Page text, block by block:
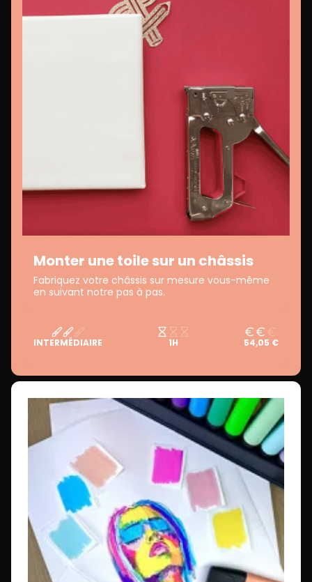
Monter une toile sur un châssis
Fabriquez votre châssis sur mesure vous-même
en suivant notre pas à pas.
INTERMÉDIAIRE 1H 54,05 €